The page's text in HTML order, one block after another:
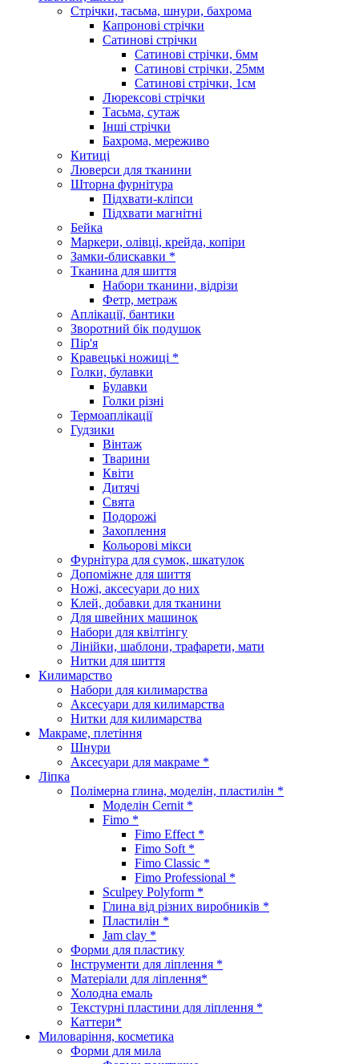
Стрічки, тасьма, шнури, бахрома
Капронові стрічки
Сатинові стрічки
Сатинові стрічки, 6мм
Сатинові стрічки, 25мм
Сатинові стрічки, 1см
Люрексові стрічки
Тасьма, сутаж
Інші стрічки
Бахрома, мереживо
Китиці
Люверси для тканини
Шторна фурнітура
Підхвати-кліпси
Підхвати магнітні
Бейка
Маркери, олівці, крейда, копіри
Замки-блискавки *
Тканина для шиття
Набори тканини, відрізи
Фетр, метраж
Аплікації, бантики
Зворотний бік подушок
Пір'я
Кравецькі ножиці *
Голки, булавки
Булавки
Голки різні
Термоаплікації
Гудзики
Вінтаж
Тварини
Квіти
Дитячі
Свята
Подорожі
Захоплення
Кольорові мікси
Фурнітура для сумок, шкатулок
Допоміжне для шиття
Ножі, аксесуари до них
Клей, добавки для тканини
Для швейних машинок
Набори для квілтінгу
Лінійки, шаблони, трафарети, мати
Нитки для шиття
Килимарство
Набори для килимарства
Аксесуари для килимарства
Нитки для килимарства
Макраме, плетіння
Шнури
Аксесуари для макраме *
Ліпка
Полімерна глина, моделін, пластилін *
Моделін Cernit *
Fimo *
Fimo Effect *
Fimo Soft *
Fimo Classic *
Fimo Professional *
Sculpey Polyform *
Глина від різних виробників *
Пластилін *
Jam clay *
Форми для пластику
Інструменти для ліплення *
Матеріали для ліплення*
Холодна емаль
Текстурні пластини для ліплення *
Каттери*
Миловаріння, косметика
Форми для мила